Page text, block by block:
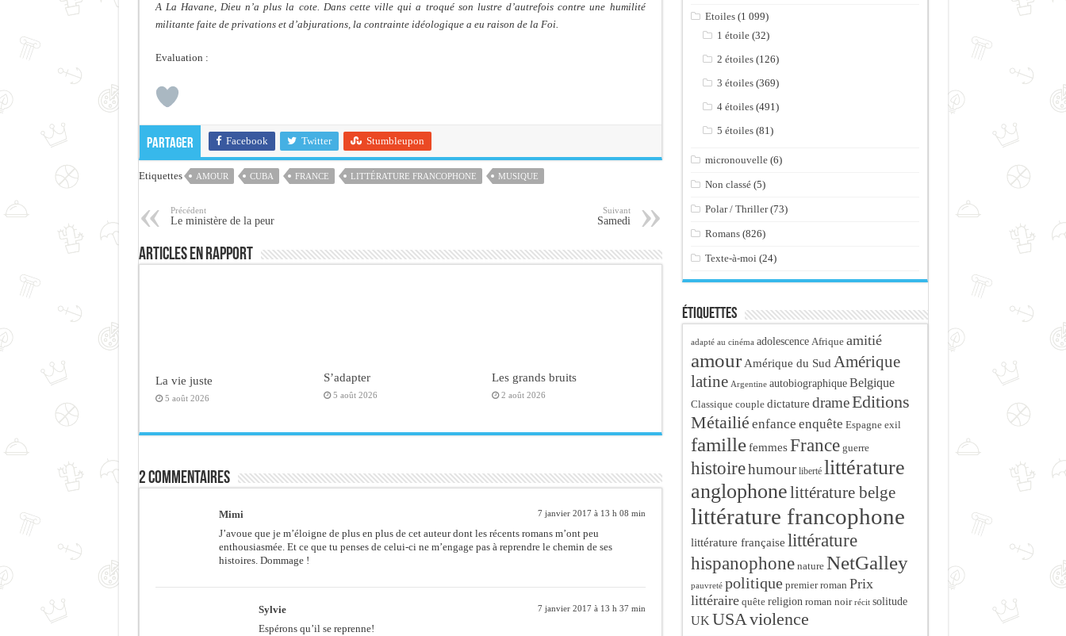
A La Havane, Dieu n’a plus la cote. Dans cette ville qui a troqué son lustre d’autrefois contre une humilité
militante faite de privations et d’abjurations, la contrainte idéologique a eu raison de la Foi.
Evaluation :
Partager Facebook Twitter Stumbleupon
Etiquettes AMOUR CUBA FRANCE LITTÉRATURE FRANCOPHONE MUSIQUE
Précédent
Le ministère de la peur
Suivant
Samedi
Articles en rapport
La vie juste
5 août 2026
S’adapter
5 août 2026
Les grands bruits
2 août 2026
2 commentaires
Mimi 7 janvier 2017 à 13 h 08 min
J’avoue que je m’éloigne de plus en plus de cet auteur dont les récents romans m’ont peu
enthousiasmée. Et ce que tu penses de celui-ci ne m’engage pas à reprendre le chemin de ses
histoires. Dommage !
Sylvie 7 janvier 2017 à 13 h 37 min
Espérons qu’il se reprenne!
Etoiles (1 099)
1 étoile (32)
2 étoiles (126)
3 étoiles (369)
4 étoiles (491)
5 étoiles (81)
micronouvelle (6)
Non classé (5)
Polar / Thriller(73)
Romans (826)
Texte-à-moi (24)
Étiquettes
adapté au cinéma adolescence Afrique amitié
amour Amérique du Sud Amérique
latine Argentine autobiographique Belgique
Classique couple dictature drameEditions
Métailié enfance enquête Espagne exil
famille femmes France guerre
histoirehumour liberté littérature
anglophonelittérature belge
littérature francophone
littérature française littérature
hispanophone nature NetGalley
pauvreté politique premier roman Prix
littéraire quête religion roman noir récit solitude
UK USA violence